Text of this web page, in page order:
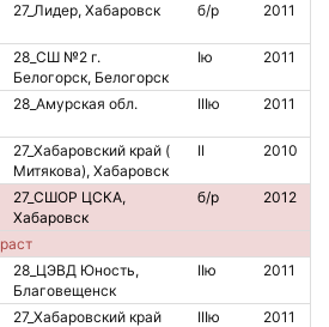
27_Лидер, Хабаровск б/р 2011
28_СШ №2 г.
Белогорск, Белогорск
Iю 2011
28_Амурская обл. IIIю 2011
27_Хабаровский край (
Митякова), Хабаровск
II 2010
27_СШОР ЦСКА,
Хабаровск
б/р 2012
28_ЦЭВД Юность,
Благовещенск
IIю 2011
27_Хабаровский край
IIIю 2011